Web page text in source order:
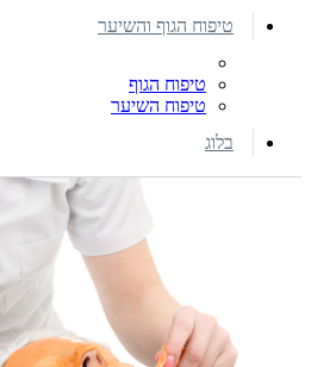
טיפוח הגוף והשיער
טיפוח הגוף
טיפוח השיער
בלוג